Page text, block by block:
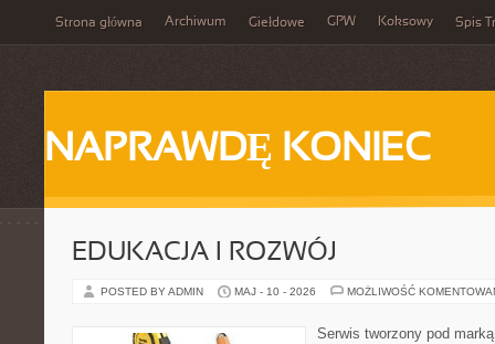
Strona główna Archiwum Giełdowe GPW Koksowy Spis
NAPRAWDĘ KONIEC
EDUKACJA I ROZWÓJ
POSTED BY ADMIN MAJ - 10 - 2026 MOŻLIWOŚĆ
Serwis tworzony pod